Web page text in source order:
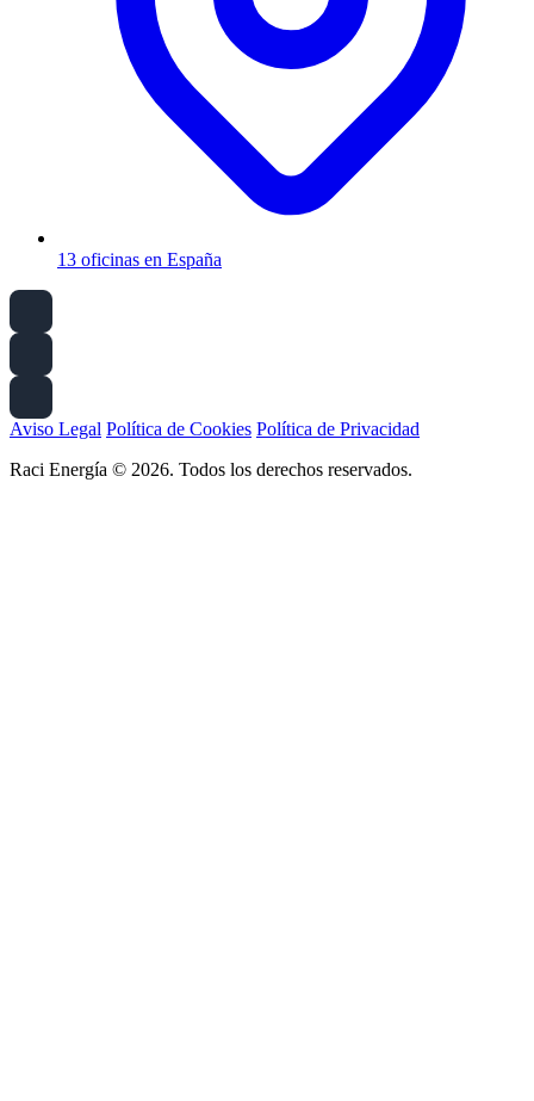
13 oficinas en España
Aviso Legal Política de Cookies Política de Privacidad
Raci Energía © 2026. Todos los derechos reservados.